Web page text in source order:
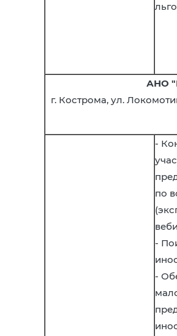
АНО
г. Кострома, ул.
-
по
-
-